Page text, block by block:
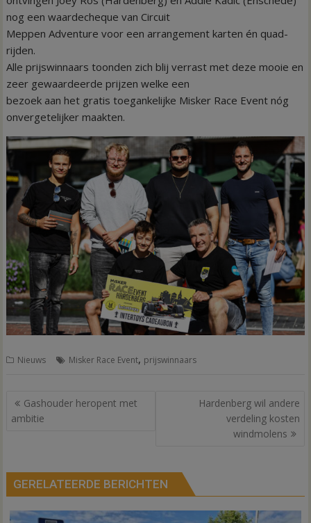
nog een waardecheque van Circuit
Meppen Adventure voor een arrangement karten én quad-
rijden.
Alle prijswinnaars toonden zich blij verrast met deze mooie en
zeer gewaardeerde prijzen welke een
bezoek aan het gratis toegankelijke Misker Race Event nóg
onvergetelijker maakten.
Nieuws Misker Race Event, prijswinnaars
Bericht
navigatie
Gashouder heropent met
ambitie
Hardenberg wil andere
verdeling kosten
windmolens
GERELATEERDE BERICHTEN